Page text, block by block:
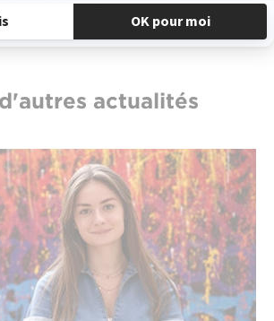
Actualité suivante ›
actualités